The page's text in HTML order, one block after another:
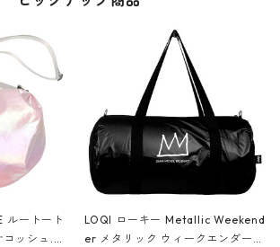
ルートート
コッシュ.ル
LOQI ローキー Metallic Weekend
er メタリック ウィークエンダー